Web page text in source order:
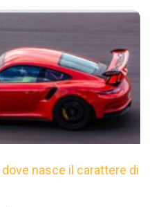
nasce il carattere di